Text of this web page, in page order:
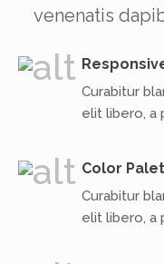
venenatis
Curabitur
elit libero, a
Color
Curabitur
elit libero, a